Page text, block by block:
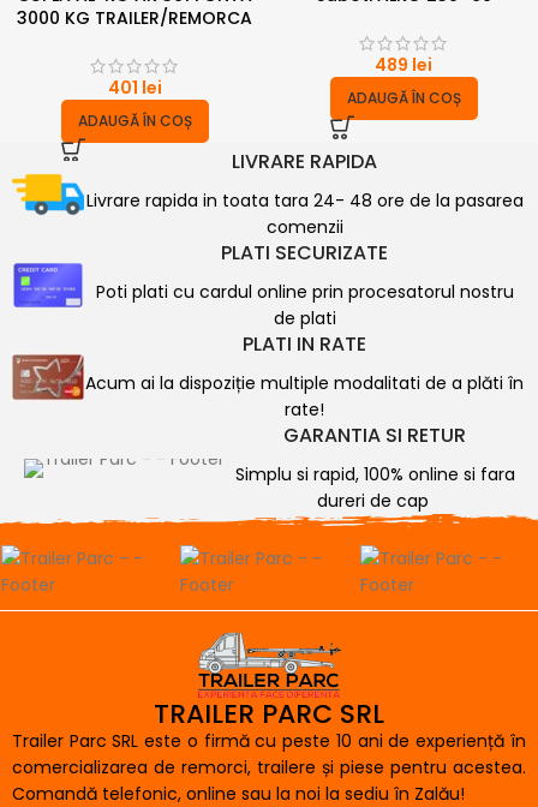
3000 KG TRAILER/REMORCA
401 lei
ADAUGĂ ÎN COȘ
489 lei
ADAUGĂ ÎN COȘ
LIVRARE RAPIDA
Livrare rapida in toata tara 24- 48 ore de la pasarea
comenzii
PLATI SECURIZATE
Poti plati cu cardul online prin procesatorul nostru
de plati
PLATI IN RATE
Acum ai la dispoziție multiple modalitati de a plăti în
rate!
GARANTIA SI RETUR
Simplu si rapid, 100% online si fara
dureri de cap
TRAILER PARC SRL
Trailer Parc SRL este o firmă cu peste 10 ani de experiență în
comercializarea de remorci, trailere și piese pentru acestea.
Comandă telefonic, online sau la noi la sediu în Zalău!